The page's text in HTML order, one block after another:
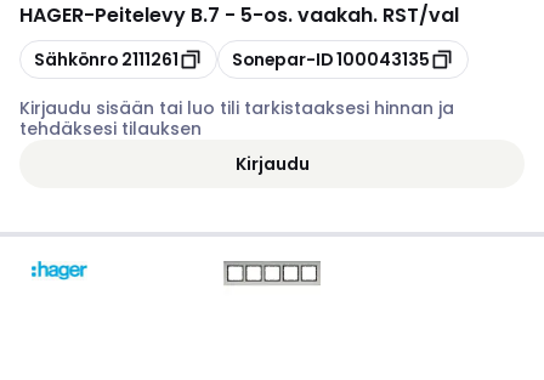
HAGER-Peitelevy B.7 - 5-os. vaakah. RST/val
Kopioi
Sähkönro 2111261 Kopioi
Sonepar-ID100043135
Kirjaudu sisään tai luo tili tarkistaaksesi hinnan ja
tehdäksesi tilauksen
Kirjaudu